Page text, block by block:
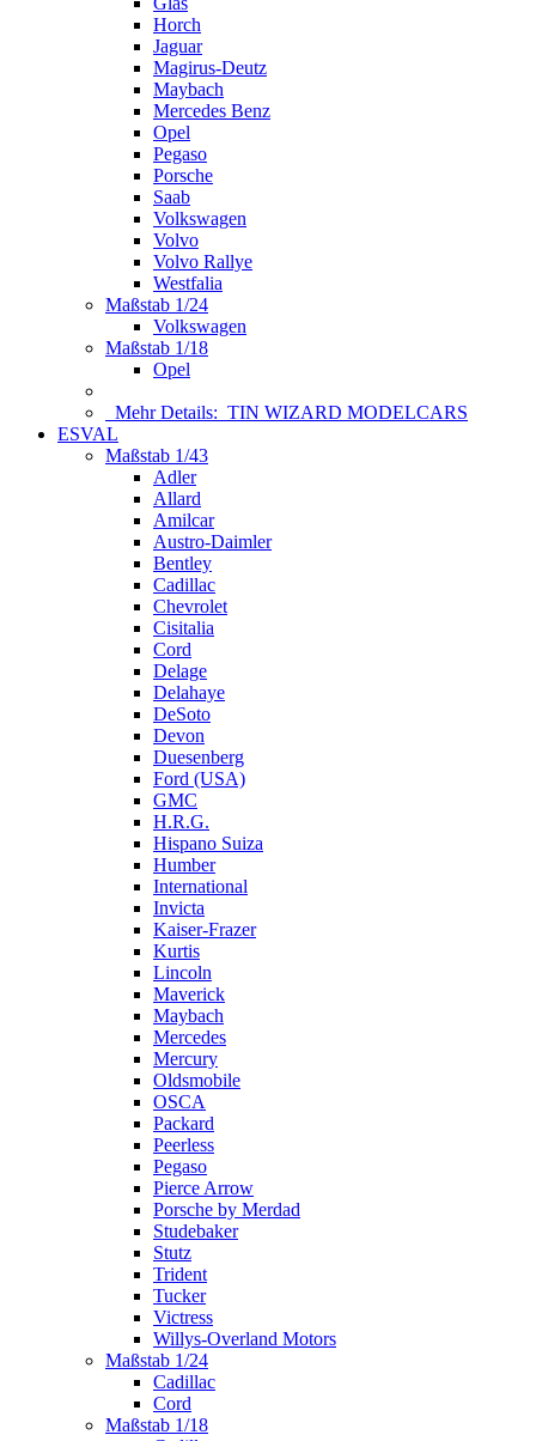
Horch
Jaguar
Magirus-Deutz
Maybach
Mercedes Benz
Opel
Pegaso
Porsche
Saab
Volkswagen
Volvo
Volvo Rallye
Westfalia
Maßstab 1/24
Volkswagen
Maßstab 1/18
Opel
Mehr Details: TIN WIZARD MODELCARS
ESVAL
Maßstab 1/43
Adler
Allard
Amilcar
Austro-Daimler
Bentley
Cadillac
Chevrolet
Cisitalia
Cord
Delage
Delahaye
DeSoto
Devon
Duesenberg
Ford (USA)
GMC
H.R.G.
Hispano Suiza
Humber
International
Invicta
Kaiser-Frazer
Kurtis
Lincoln
Maverick
Maybach
Mercedes
Mercury
Oldsmobile
OSCA
Packard
Peerless
Pegaso
Pierce Arrow
Porsche by Merdad
Studebaker
Stutz
Trident
Tucker
Victress
Willys-Overland Motors
Maßstab 1/24
Cadillac
Cord
Maßstab 1/18